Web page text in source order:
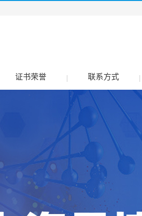
证书荣誉 联系方式